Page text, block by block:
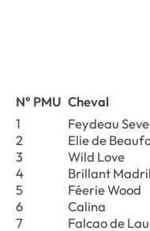
N° PMU Cheval
1
Feydeau
2
Elie de
3
Wild Love
4
Brillant
5
Féerie Wood
6
Calina
7
Falcao de